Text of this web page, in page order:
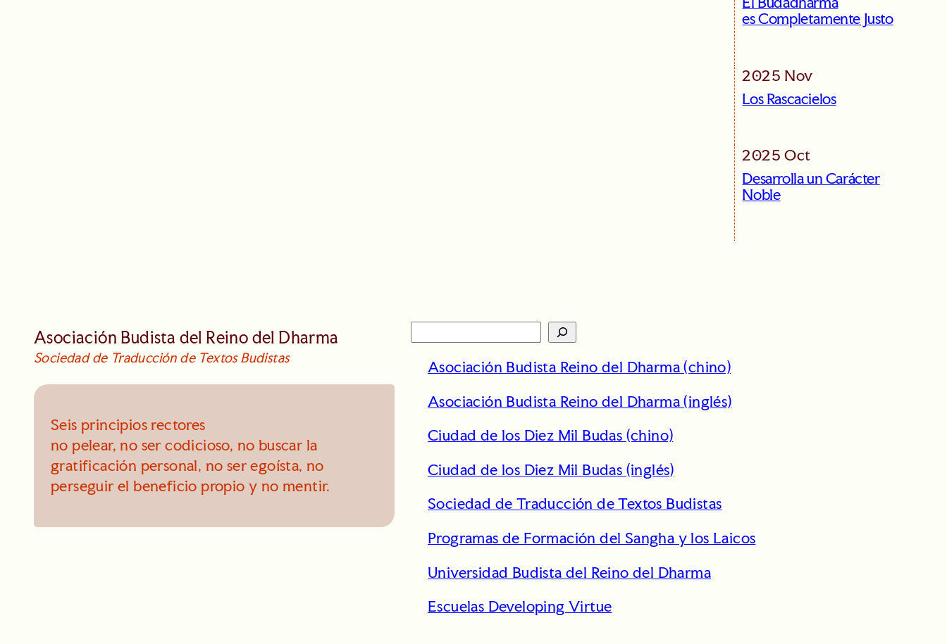
es Completamente Justo
2025 Nov
Los Rascacielos
2025 Oct
Desarrolla un Carácter
Noble
Asociación Budista del Reino del Dharma
Sociedad de Traducción de Textos Budistas
Seis principios rectores
no pelear, no ser codicioso, no buscar la
gratificación personal, no ser egoísta, no
perseguir el beneficio propio y no mentir.
Asociación Budista Reino del Dharma (chino)
Asociación Budista Reino del Dharma (inglés)
Ciudad de los Diez Mil Budas (chino)
Ciudad de los Diez Mil Budas (inglés)
Sociedad de Traducción de Textos Budistas
Programas de Formación del Sangha y los Laicos
Universidad Budista del Reino del Dharma
Escuelas Developing Virtue